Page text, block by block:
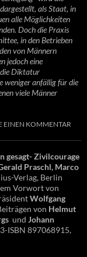
als Staat, in
alle Möglichkeiten
Doch die Praxis
in den Betrieben
von Männern
jedoch eine
die Diktatur
weniger anfällig für die
viele Männer
EINEN KOMMENTAR
gesagt- Zivilcourage
Praschl, Marco
Verlag, Berlin
Vorwort von
Wolfgang
von Helmut
und Johann
ISBN 897068915,